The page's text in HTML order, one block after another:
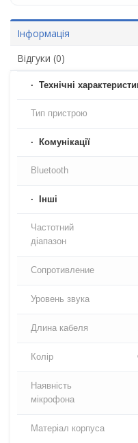
Інформація
Відгуки (0)
Технічні
Тип пристрою
Комунікації
Bluetooth
Iнші
Частотний
діапазон
Сопротивление
Уровень звука
Длина кабеля
Колір
Наявність
мікрофона
Матеріал корпуса